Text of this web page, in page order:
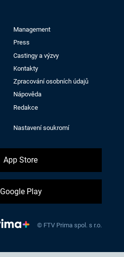
Management
Press
Castingy a výzvy
Kontakty
Zpracování osobních údajů
Nápověda
Redakce
Nastavení soukromí
App Store
Google Play
© FTV Prima spol. s r.o.